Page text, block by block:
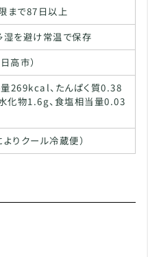
まで87日以上
湿を避け常温で保存
高市）
269kcal、たんぱく質0.38
化物1.6g、食塩相当量0.03
りクール冷蔵便）